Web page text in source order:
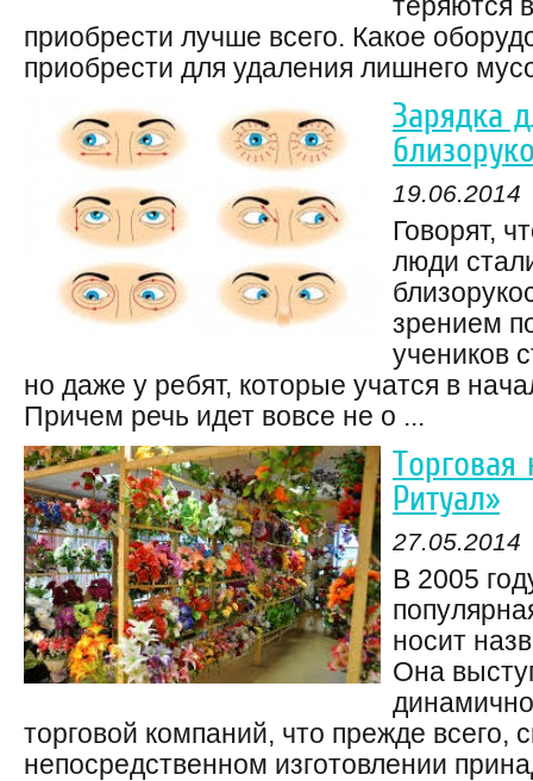
приобрести лучше всего. Какое
приобрести для удаления лишнего
Зарядка
19.06.2014
Говорят,
люди
зрением
учеников
но даже у ребят, которые учатся в
Причем речь идет вовсе не о ...
Торговая
Ритуал»
27.05.2014
В 2005
носит
Она
торговой компаний, что прежде всего,
непосредственном изготовлении